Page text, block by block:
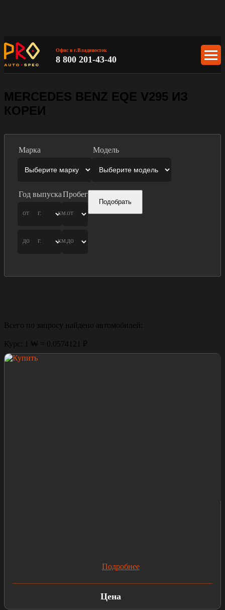
Офис в г.Владивосток
8 800 201-43-40
MERCEDES BENZ EQE V295 ИЗ
КОРЕИ
Марка Модель
Год выпуска
от г.
до г.
Пробег
от
км.
до
км.
Подобрать
Всего по запросу найдено автомобилей:
Курс: 1 ₩ = 0.0574121 ₽
Подробнее
Цена